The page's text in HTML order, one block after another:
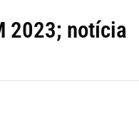
2023; notícia